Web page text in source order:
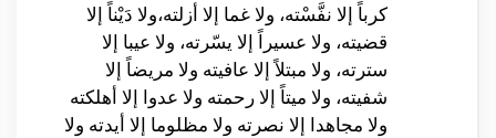
كرباً إلا نفَّسْته، ولا غما إلا أزلته،ولا دَيْناً إلا
قضيته، ولا عسيراً إلا يسّرته، ولا عيبا إلا
سترته، ولا مبتلاً إلا عافيته ولا مريضاً إلا
شفيته، ولا ميتاً إلا رحمته ولا عدوا إلا أهلكته
ولا مجاهدا إلا نصرته ولا مظلوما إلا أيدته ولا